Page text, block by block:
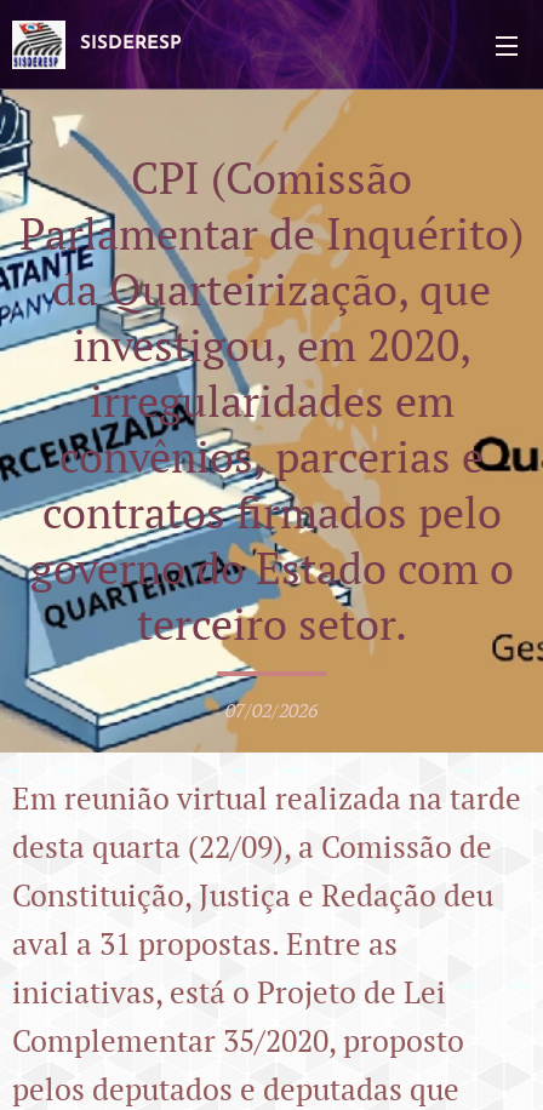
SISDERESP
CPI (Comissão
Parlamentar de Inquérito)
da Quarteirização, que
investigou, em 2020,
irregularidades em
convênios, parcerias e
contratos firmados pelo
governo do Estado com o
terceiro setor.
07/02/2026
Em reunião virtual realizada na tarde
desta quarta (22/09), a Comissão de
Constituição, Justiça e Redação deu
aval a 31 propostas. Entre as
iniciativas, está o Projeto de Lei
Complementar 35/2020, proposto
pelos deputados e deputadas que